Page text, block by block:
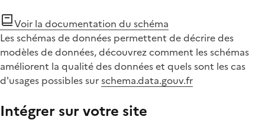
Voir la documentation du schéma
Les schémas de données permettent de décrire des
modèles de données, découvrez comment les schémas
améliorent la qualité des données et quels sont les cas
d'usages possibles surschema.data.gouv.fr
Intégrer sur votre site